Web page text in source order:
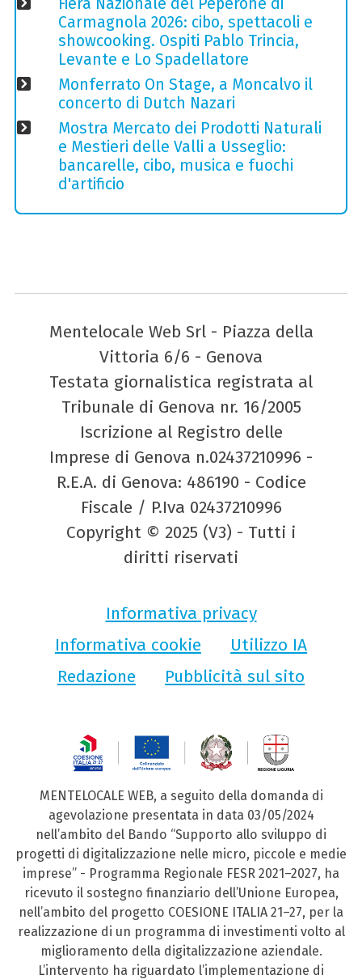
Carmagnola 2026: cibo, spettacoli e
showcooking. Ospiti Pablo Trincia,
Levante e Lo Spadellatore
Monferrato On Stage, a Moncalvo il
concerto di Dutch Nazari
Mostra Mercato dei Prodotti Naturali
e Mestieri delle Valli a Usseglio:
bancarelle, cibo, musica e fuochi
d'artificio
Mentelocale Web Srl - Piazza della
Vittoria 6/6 - Genova
Testata giornalistica registrata al
Tribunale di Genova nr. 16/2005
Iscrizione al Registro delle
Imprese di Genova n.02437210996 -
R.E.A. di Genova: 486190 - Codice
Fiscale / P.Iva 02437210996
Copyright © 2025 (V3) - Tutti i
diritti riservati
Informativa privacy
Informativa cookie
Utilizzo IA
Redazione
Pubblicità sul sito
MENTELOCALE WEB, a seguito della domanda di
agevolazione presentata in data 03/05/2024
nell’ambito del Bando “Supporto allo sviluppo di
progetti di digitalizzazione nelle micro, piccole e medie
imprese” - Programma Regionale FESR 2021–2027, ha
ricevuto il sostegno finanziario dell’Unione Europea,
nell’ambito del progetto COESIONE ITALIA 21–27, per la
realizzazione di un programma di investimenti volto al
miglioramento della digitalizzazione aziendale.
L’intervento ha riguardato l’implementazione di